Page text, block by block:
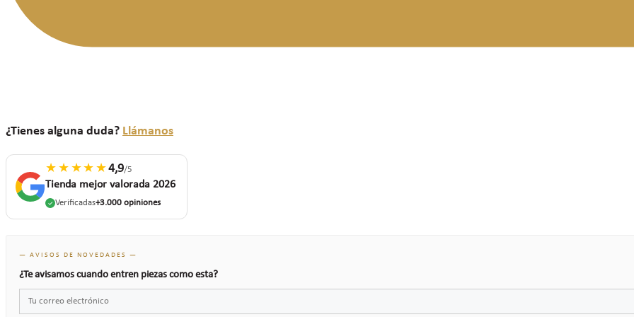
¿Tienes alguna duda? Llámanos
★★★★★4,9/5
Tienda mejor valorada 2026
Verificadas+3.000 opiniones
— AVISOS DE NOVEDADES —
¿Te avisamos cuando entren piezas como esta?